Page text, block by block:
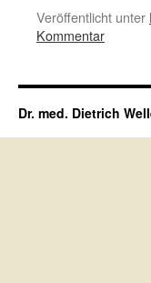
Veröffentlicht unter
Kommentar
Dr. med. Dietrich